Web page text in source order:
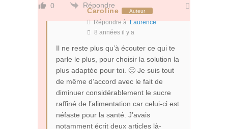
0 Répondre
Caroline Auteur
Répondre àLaurence
8 années il y a
Il ne reste plus qu’à écouter ce qui te
parle le plus, pour choisir la solution la
plus adaptée pour toi. 🙂 Je suis tout
de même d’accord avec le fait de
diminuer considérablement le sucre
raffiné de l’alimentation car celui-ci est
néfaste pour la santé. J’avais
notamment écrit deux articles là-